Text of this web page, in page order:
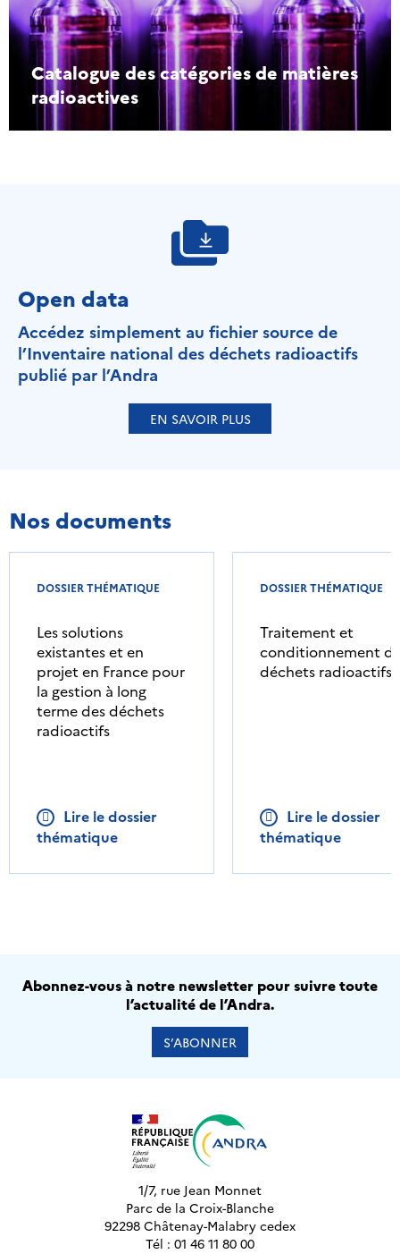
Catalogue des catégories de matières
radioactives
Open data
Accédez simplement au fichier source de
l’Inventaire national des déchets radioactifs
publié par l’Andra
EN SAVOIR PLUS
Nos documents
DOSSIER THÉMATIQUE
Les solutions
existantes et en
projet en France pour
la gestion à long
terme des déchets
radioactifs
Lire le dossier
thématique
DOSSIER THÉMATIQUE
Traitement et
conditionnement
déchets radioactifs
Lire le dossier
thématique
Abonnez-vous à notre newsletter pour suivre toute
l’actualité de l’Andra.
S’ABONNER
1/7, rue Jean Monnet
Parc de la Croix-Blanche
92298 Châtenay-Malabry cedex
Tél : 01 46 11 80 00